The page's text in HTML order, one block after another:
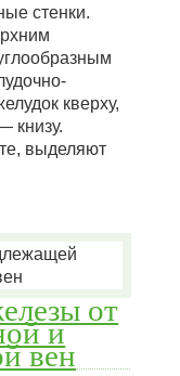
стенки.
кверху,
книзу.
выделяют
от
и
вен